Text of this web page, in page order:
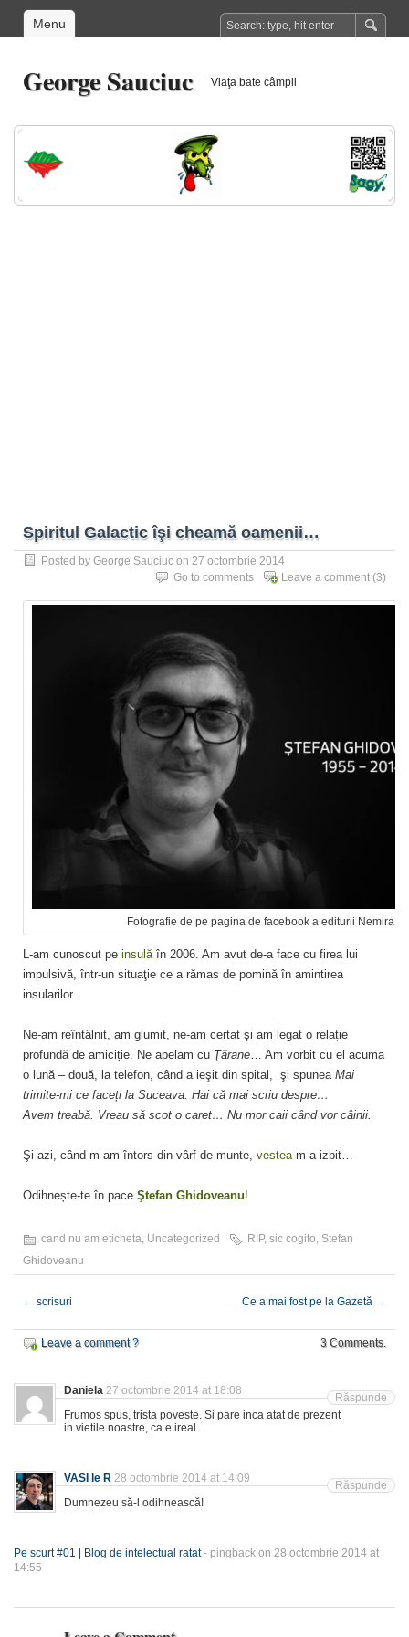
Menu
George Sauciuc Viaţa bate câmpii
Spiritul Galactic îşi cheamă oamenii…
Posted by George Sauciuc on 27 octombrie 2014
Leave a comment (3)
Go to comments
Fotografie de pe pagina de facebook a editurii Nemira
L-am cunoscut pe insulă în 2006. Am avut de-a face cu firea lui
impulsivă, într-un situaţie ce a rămas de pomină în amintirea
insularilor.
Ne-am reîntâlnit, am glumit, ne-am certat şi am legat o relație
profundă de amiciție. Ne apelam cu Ţărane … Am vorbit cu el acuma
o lună – două, la telefon, când a ieşit din spital, şi spunea Mai
trimite-mi ce faceți la Suceava. Hai că mai scriu despre…
Avem treabă. Vreau să scot o caret… Nu mor caii când vor câinii.
Şi azi, când m-am întors din vârf de munte, vestea m-a izbit…
Odihnește-te în pace Ştefan Ghidoveanu!
cand nu am eticheta, Uncategorized RIP, sic cogito, Stefan
Ghidoveanu
← scrisuri Ce a mai fost pe la Gazetă →
Leave a comment ? 3 Comments.
Daniela 27 octombrie 2014 at 18:08
Frumos spus, trista poveste. Si pare inca atat de prezent
in vietile noastre, ca e ireal.
Răspunde
VASI le R 28 octombrie 2014 at 14:09
Dumnezeu să-l odihnească!
Răspunde
Pe scurt #01 | Blog de intelectual ratat- pingback on 28 octombrie 2014 at
14:55